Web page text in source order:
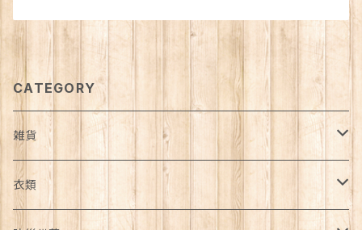
CATEGORY
雑貨
日用品雑貨
衣類